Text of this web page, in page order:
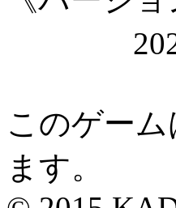
2020/
このゲー
ます。